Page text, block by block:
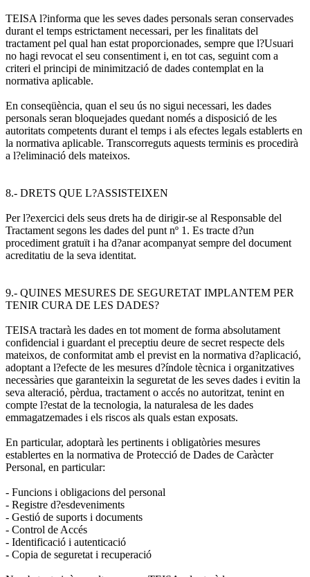
TEISA l?informa que les seves dades personals seran conservades
durant el temps estrictament necessari, per les finalitats del
tractament pel qual han estat proporcionades, sempre que l?Usuari
no hagi revocat el seu consentiment i, en tot cas, seguint com a
criteri el principi de minimització de dades contemplat en la
normativa aplicable.
En conseqüència, quan el seu ús no sigui necessari, les dades
personals seran bloquejades quedant només a disposició de les
autoritats competents durant el temps i als efectes legals establerts en
la normativa aplicable. Transcorreguts aquests terminis es procedirà
a l?eliminació dels mateixos.
8.- DRETS QUE L?ASSISTEIXEN
Per l?exercici dels seus drets ha de dirigir-se al Responsable del
Tractament segons les dades del punt nº 1. Es tracte d?un
procediment gratuït i ha d?anar acompanyat sempre del document
acreditatiu de la seva identitat.
9.- QUINES MESURES DE SEGURETAT IMPLANTEM PER
TENIR CURA DE LES DADES?
TEISA tractarà les dades en tot moment de forma absolutament
confidencial i guardant el preceptiu deure de secret respecte dels
mateixos, de conformitat amb el previst en la normativa d?aplicació,
adoptant a l?efecte de les mesures d?índole tècnica i organitzatives
necessàries que garanteixin la seguretat de les seves dades i evitin la
seva alteració, pèrdua, tractament o accés no autoritzat, tenint en
compte l?estat de la tecnologia, la naturalesa de les dades
emmagatzemades i els riscos als quals estan exposats.
En particular, adoptarà les pertinents i obligatòries mesures
establertes en la normativa de Protecció de Dades de Caràcter
Personal, en particular:
- Funcions i obligacions del personal
- Registre d?esdeveniments
- Gestió de suports i documents
- Control de Accés
- Identificació i autenticació
- Copia de seguretat i recuperació